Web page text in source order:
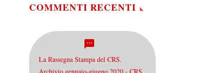
COMMENTI RECENTI
La Rassegna Stampa del CRS.